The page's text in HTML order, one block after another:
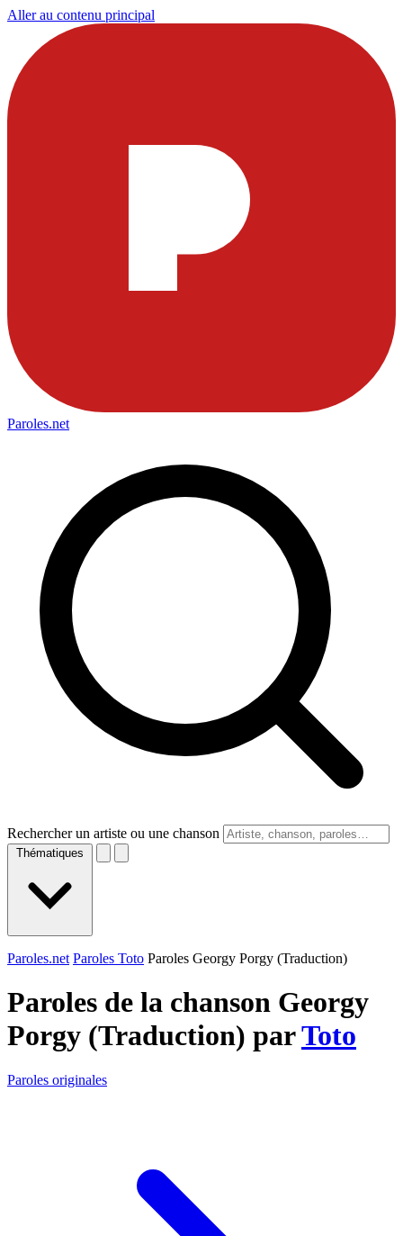
Aller au contenu principal
Paroles.net
Rechercher un artiste ou une chanson
Thématiques
Paroles.net Paroles Toto Paroles Georgy Porgy (Traduction)
Paroles de la chanson Georgy
Porgy (Traduction) parToto
Paroles originales